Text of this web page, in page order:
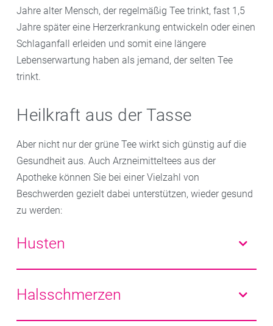
Jahre alter Mensch, der regelmäßig Tee trinkt, fast 1,5
Jahre später eine Herzerkrankung entwickeln oder einen
Schlaganfall erleiden und somit eine längere
Lebenserwartung haben als jemand, der selten Tee
trinkt.
Heilkraft aus der Tasse
Aber nicht nur der grüne Tee wirkt sich günstig auf die
Gesundheit aus. Auch Arzneimitteltees aus der
Apotheke können Sie bei einer Vielzahl von
Beschwerden gezielt dabei unterstützen, wieder gesund
zu werden:
Husten
Thymiantee hilft zum Beispiel bei Erkältungen und
Husten , den Schleim in den Atemwegen zu lösen.
wirken bei Hustenreiz lindernd.
Halsschmerzen